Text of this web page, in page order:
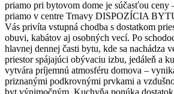
priamo pri bytovom dome je súčasťou ceny
priamo v centre Trnavy DISPOZÍCIA
Vás privíta vstupná chodba s dostatkom
obuvi, kabátov aj osobných vecí. Po
hlavnej dennej časti bytu, kde sa nachádza
priestor spájajúci obývaciu izbu, jedáleň a
vytvára príjemnú atmosféru domova –
priznanými podkrovnými prvkami a